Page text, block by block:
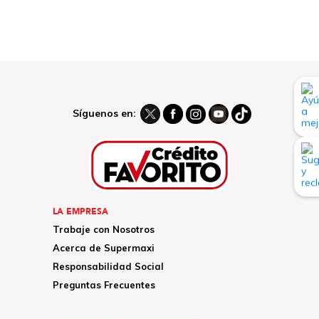
Síguenos en:
LA EMPRESA
Trabaje con Nosotros
Acerca de Supermaxi
Responsabilidad Social
Preguntas Frecuentes